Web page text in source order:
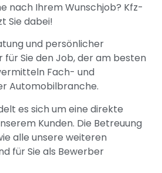
nach Ihrem Wunschjob? Kfz-
Sie dabei!
und persönlicher
für Sie den Job, der am besten
Fach- und
Automobilbranche.
es sich um eine direkte
Kunden. Die Betreuung
alle unsere weiteren
für Sie als Bewerber